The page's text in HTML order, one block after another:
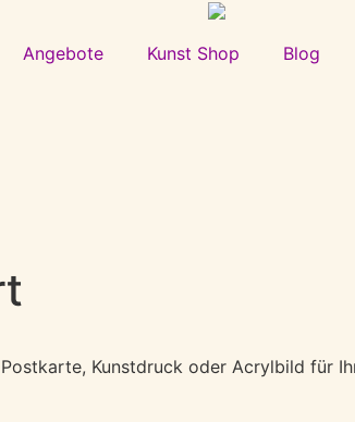
Angebote Kunst Shop Blog
Kunstdruck oder Acrylbild für